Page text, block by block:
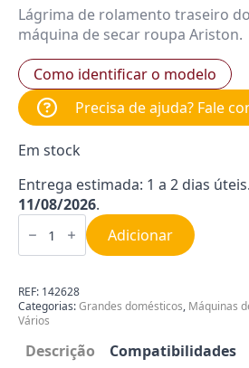
Lágrima de rolamento traseiro
máquina de secar roupa Ariston.
Como identificar o modelo
Precisa de ajuda? Fale
Em stock
Entrega estimada: 1 a 2 dias
11/08/2026.
Quantidade
de
para
de
Secar
Roupa
Ariston
C00142628
Adicionar
REF: 142628
Categorias:Grandes domésticos, Máquinas
Vários
Descrição Compatibilidades